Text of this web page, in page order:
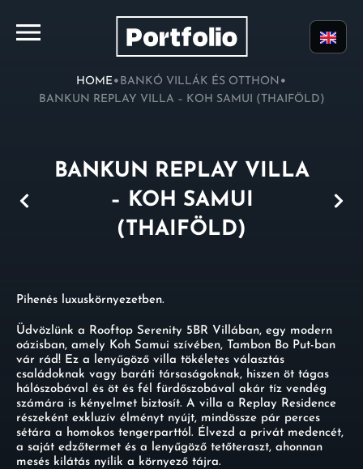
HOME• BANKÓ VILLÁK ÉS OTTHON •
BANKUN REPLAY VILLA – KOH SAMUI (THAIFÖLD)
BANKUN REPLAY VILLA
– KOH SAMUI
(THAIFÖLD)
Pihenés luxuskörnyezetben.
Üdvözlünk a Rooftop Serenity 5BR Villában, egy modern
oázisban, amely Koh Samui szívében, Tambon Bo Put-ban
vár rád! Ez a lenyűgöző villa tökéletes választás
családoknak vagy baráti társaságoknak, hiszen öt tágas
hálószobával és öt és fél fürdőszobával akár tíz vendég
számára is kényelmet biztosít. A villa a Replay Residence
részeként exkluzív élményt nyújt, mindössze pár perces
sétára a homokos tengerparttól. Élvezd a privát medencét,
a saját edzőtermet és a lenyűgöző tetőteraszt, ahonnan
mesés kilátás nyílik a környező tájra.